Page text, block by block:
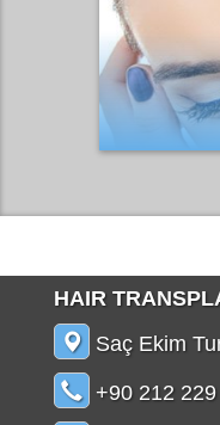
HAIR
Saç Ekim
+90 212